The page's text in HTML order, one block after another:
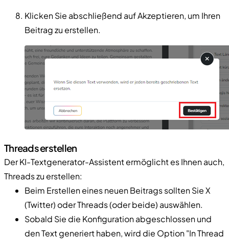
Klicken Sie abschließend auf Akzeptieren, um Ihren
Beitrag zu erstellen.
Threads erstellen
Der KI-Textgenerator-Assistent ermöglicht es Ihnen auch,
Threads zu erstellen:
Beim Erstellen eines neuen Beitrags sollten Sie X
(Twitter) oder Threads (oder beide) auswählen.
Sobald Sie die Konfiguration abgeschlossen und
den Text generiert haben, wird die Option "In Thread